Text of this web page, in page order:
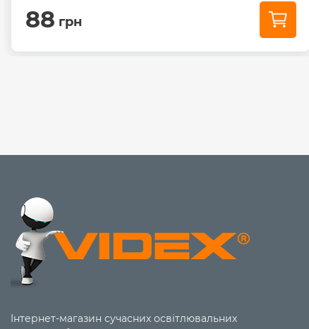
88 грн
Інтернет-магазин сучасних освітлювальних